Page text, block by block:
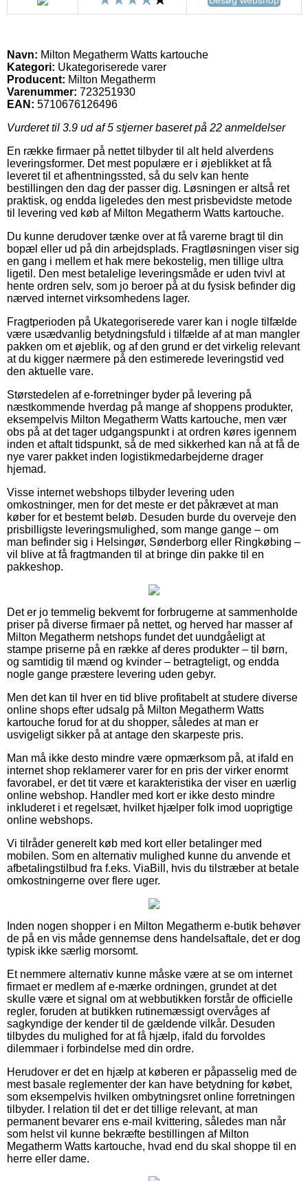
Navn: Milton Megatherm Watts kartouche
Kategori: Ukategoriserede varer
Producent: Milton Megatherm
Varenummer: 723251930
EAN: 5710676126496
Vurderet til 3.9 ud af 5 stjerner baseret på 22 anmeldelser
En række firmaer på nettet tilbyder til alt held alverdens
leveringsformer. Det mest populære er i øjeblikket at få
leveret til et afhentningssted, så du selv kan hente
bestillingen den dag der passer dig. Løsningen er altså ret
praktisk, og endda ligeledes den mest prisbevidste metode
til levering ved køb af Milton Megatherm Watts kartouche.
Du kunne derudover tænke over at få varerne bragt til din
bopæl eller ud på din arbejdsplads. Fragtløsningen viser sig
en gang i mellem et hak mere bekostelig, men tillige ultra
ligetil. Den mest betalelige leveringsmåde er uden tvivl at
hente ordren selv, som jo beroer på at du fysisk befinder dig
nærved internet virksomhedens lager.
Fragtperioden på Ukategoriserede varer kan i nogle tilfælde
være usædvanlig betydningsfuld i tilfælde af at man mangler
pakken om et øjeblik, og af den grund er det virkelig relevant
at du kigger nærmere på den estimerede leveringstid ved
den aktuelle vare.
Størstedelen af e-forretninger byder på levering på
næstkommende hverdag på mange af shoppens produkter,
eksempelvis Milton Megatherm Watts kartouche, men vær
obs på at det tager udgangspunkt i at ordren køres igennem
inden et aftalt tidspunkt, så de med sikkerhed kan nå at få de
nye varer pakket inden logistikmedarbejderne drager
hjemad.
Visse internet webshops tilbyder levering uden
omkostninger, men for det meste er det påkrævet at man
køber for et bestemt beløb. Desuden burde du overveje den
prisbilligste leveringsmulighed, som mange gange – om
man befinder sig i Helsingør, Sønderborg eller Ringkøbing –
vil blive at få fragtmanden til at bringe din pakke til en
pakkeshop.
Det er jo temmelig bekvemt for forbrugerne at sammenholde
priser på diverse firmaer på nettet, og herved har masser af
Milton Megatherm netshops fundet det uundgåeligt at
stampe priserne på en række af deres produkter – til børn,
og samtidig til mænd og kvinder – betragteligt, og endda
nogle gange præstere levering uden gebyr.
Men det kan til hver en tid blive profitabelt at studere diverse
online shops efter udsalg på Milton Megatherm Watts
kartouche forud for at du shopper, således at man er
usvigeligt sikker på at antage den skarpeste pris.
Man må ikke desto mindre være opmærksom på, at ifald en
internet shop reklamerer varer for en pris der virker enormt
favorabel, er det tit være et karakteristika der viser en uærlig
online webshop. Handler med kort er ikke desto mindre
inkluderet i et regelsæt, hvilket hjælper folk imod uoprigtige
online webshops.
Vi tilråder generelt køb med kort eller betalinger med
mobilen. Som en alternativ mulighed kunne du anvende et
afbetalingstilbud fra f.eks. ViaBill, hvis du tilstræber at betale
omkostningerne over flere uger.
Inden nogen shopper i en Milton Megatherm e-butik behøver
de på en vis måde gennemse dens handelsaftale, det er dog
typisk ikke særlig morsomt.
Et nemmere alternativ kunne måske være at se om internet
firmaet er medlem af e-mærke ordningen, grundet at det
skulle være et signal om at webbutikken forstår de officielle
regler, foruden at butikken rutinemæssigt overvåges af
sagkyndige der kender til de gældende vilkår. Desuden
tilbydes du mulighed for at få hjælp, ifald du forvoldes
dilemmaer i forbindelse med din ordre.
Herudover er det en hjælp at køberen er påpasselig med de
mest basale reglementer der kan have betydning for købet,
som eksempelvis hvilken ombytningsret online forretningen
tilbyder. I relation til det er det tillige relevant, at man
permanent bevarer ens e-mail kvittering, således man når
som helst vil kunne bekræfte bestillingen af Milton
Megatherm Watts kartouche, hvad end du skal shoppe til en
herre eller dame.